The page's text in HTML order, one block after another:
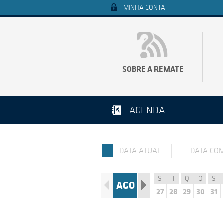
MINHA CONTA
SOBRE A REMATE
AGENDA
DATA ATUAL DATA
AGO S
27
T
28
Q
29
Q
30
S
31
26 27 28 29 30